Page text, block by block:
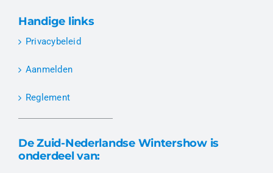
Handige links
Privacybeleid
Aanmelden
Reglement
De Zuid-Nederlandse Wintershow is
onderdeel van: